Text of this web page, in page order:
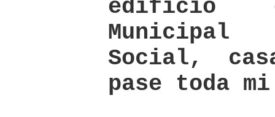
edificio
Social,
pase toda